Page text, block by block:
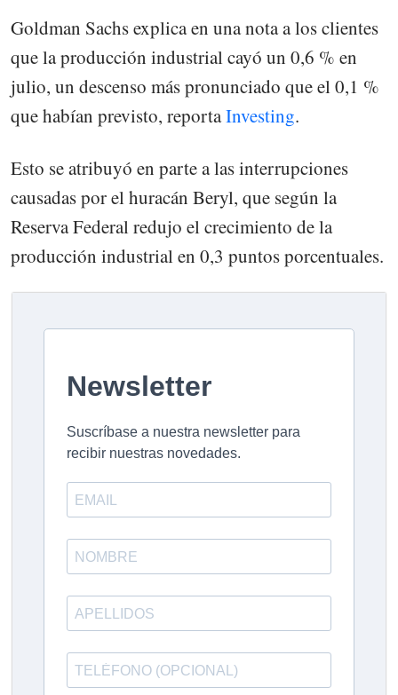
Goldman Sachs explica en una nota a los clientes
que la producción industrial cayó un 0,6 % en
julio, un descenso más pronunciado que el 0,1 %
que habían previsto, reportaInvesting.
Esto se atribuyó en parte a las interrupciones
causadas por el huracán Beryl, que según la
Reserva Federal redujo el crecimiento de la
producción industrial en 0,3 puntos porcentuales.